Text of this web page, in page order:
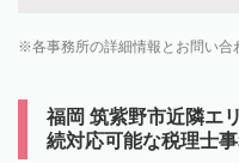
各事務所の詳細情報とお問い
福岡 筑紫野市近隣エ
続対応可能な税理士